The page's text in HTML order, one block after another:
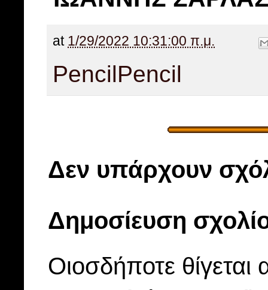
at 1/29/2022 10:31:00 π.μ.
PencilPencil
Δεν υπάρχουν
Δημοσίευση
Οιοσδήποτε